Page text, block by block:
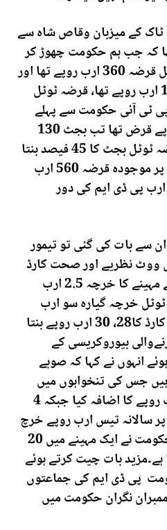
کے میزبان وقاص شاہ سے
کہ جب ہم حکومت چھوڑ کر
جارہے تھے تو صوبے پر ٹوٹل قرضہ 360 ارب روپے تھا اور
اسی سال ٹوٹل بجٹ 1300 ارب روپے تھا، قرضہ ٹوٹل
ہے پی ٹی آئی حکومت سے پہلے
جب صوبے پر 100 ارب روپے قرض تھا تب بجٹ 130
روپے تھا۔ پنجاب میں قرضہ ٹوٹل بجٹ کا 45 فیصد بنتا
ہے۔ انہوں نے کہا کہ صوبے پر موجودہ قرضہ 560 ارب
پی ڈی ایم کی دور
سے بات کی گئی تو تیمور
ووٹ نظریے اور صحت کارڈ
پر ملے ہیں۔ صحت کا رڈ کے مہینے کا خرچہ 2.5 ارب
ٹوٹل خرچہ گیارہ سو ارب
روپے ہیں جس میں صحت کارڈ کا28، 30 ارب روپے بنتا
بیوروکریسی کے
انہوں نے کہا کہ صوبے
ملازمین 6 لاکھ ہیں جس کی تنخواہوں میں
نگران حکومت نے 110 ارب روپے کا اضافہ کیا جبکہ 4
سالانہ تیس ارب روپے خرچ
ہورہے ہیں اور اسی نگران حکومت نے ایک مہینے میں 20
ہے۔مزید بات چیت کرتے ہوئے
پی ڈی ایم کی جماعتوں
نگران حکومت میں